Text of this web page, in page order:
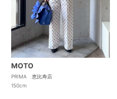
MOTO
PRIMA 恵比寿店
150cm